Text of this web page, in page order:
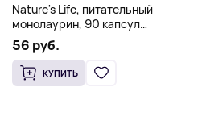
Nature's Life, питательный
монолаурин, 90 капсул
(500 мг в 1 капсуле)
56 руб.
КУПИТЬ